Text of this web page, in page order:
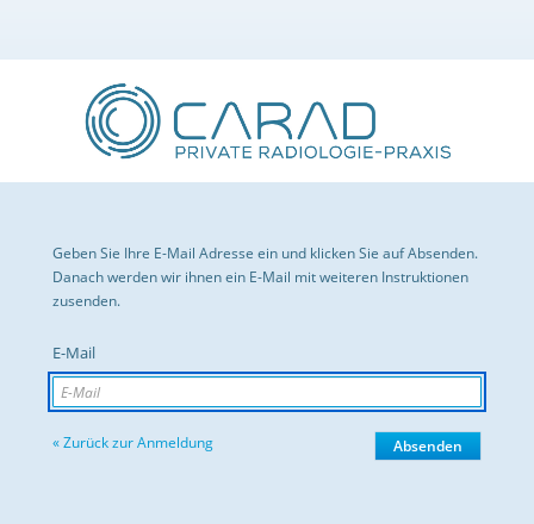
Geben Sie Ihre E-Mail Adresse ein und klicken Sie auf Absenden.
Danach werden wir ihnen ein E-Mail mit weiteren Instruktionen
zusenden.
E-Mail
« Zurück zur Anmeldung